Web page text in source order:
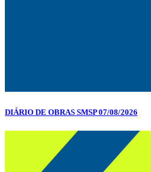
DIÁRIO DE OBRAS SMSP 07/08/2026